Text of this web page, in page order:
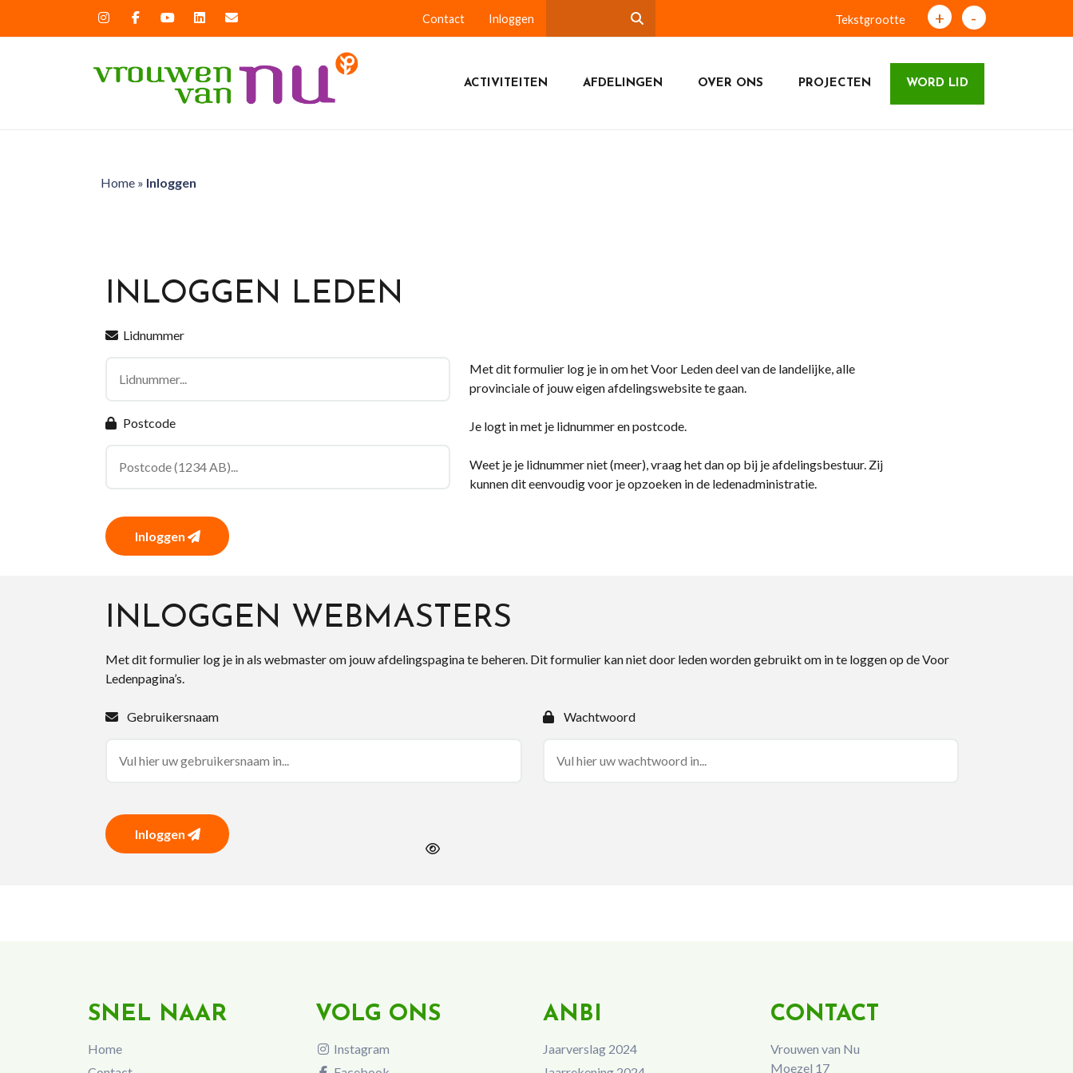
Contact Inloggen Tekstgrootte + -
ACTIVITEITEN AFDELINGEN OVER ONS PROJECTEN WORD LID
Home» Inloggen
INLOGGEN LEDEN
Lidnummer
Postcode
Inloggen
Met dit formulier log je in om het Voor Leden deel van de landelijke, alle
provinciale of jouw eigen afdelingswebsite te gaan.
Je logt in met je lidnummer en postcode.
Weet je je lidnummer niet (meer), vraag het dan op bij je afdelingsbestuur. Zij
kunnen dit eenvoudig voor je opzoeken in de ledenadministratie.
INLOGGEN WEBMASTERS
Met dit formulier log je in als webmaster om jouw afdelingspagina te beheren. Dit formulier kan niet door leden worden gebruikt om in te loggen op de Voor
Ledenpagina’s.
Gebruikersnaam Wachtwoord
Inloggen
SNEL NAAR
Home
VOLG ONS
Instagram
ANBI
Jaarverslag 2024
CONTACT
Vrouwen van Nu
Moezel 17